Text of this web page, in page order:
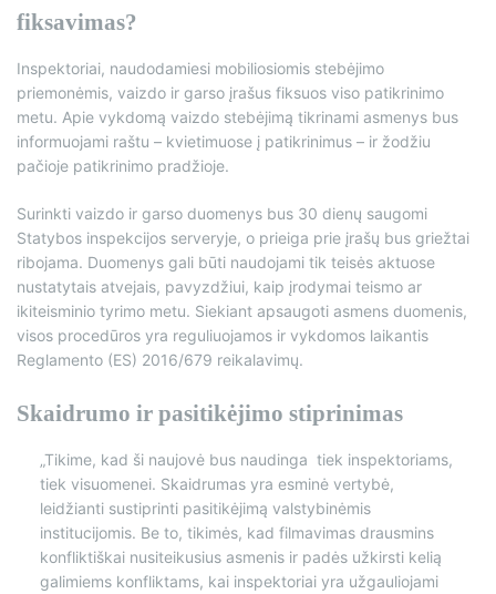
fiksavimas?
Inspektoriai, naudodamiesi mobiliosiomis stebėjimo
priemonėmis, vaizdo ir garso įrašus fiksuos viso patikrinimo
metu. Apie vykdomą vaizdo stebėjimą tikrinami asmenys bus
informuojami raštu – kvietimuose į patikrinimus – ir žodžiu
pačioje patikrinimo pradžioje.
Surinkti vaizdo ir garso duomenys bus 30 dienų saugomi
Statybos inspekcijos serveryje, o prieiga prie įrašų bus griežtai
ribojama. Duomenys gali būti naudojami tik teisės aktuose
nustatytais atvejais, pavyzdžiui, kaip įrodymai teismo ar
ikiteisminio tyrimo metu. Siekiant apsaugoti asmens duomenis,
visos procedūros yra reguliuojamos ir vykdomos laikantis
Reglamento (ES) 2016/679 reikalavimų.
Skaidrumo ir pasitikėjimo stiprinimas
„Tikime, kad ši naujovė bus naudinga tiek inspektoriams,
tiek visuomenei. Skaidrumas yra esminė vertybė,
leidžianti sustiprinti pasitikėjimą valstybinėmis
institucijomis. Be to, tikimės, kad filmavimas drausmins
konfliktiškai nusiteikusius asmenis ir padės užkirsti kelią
galimiems konfliktams, kai inspektoriai yra užgauliojami